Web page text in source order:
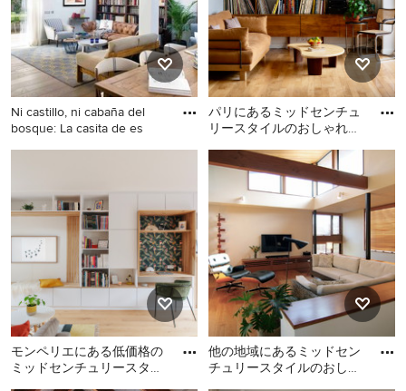
し、内蔵型テレビ、茶色い
床、壁紙) の写真
暖炉まわり、テレビなし、
ベージュの床、板張り壁) の
写真
Ni castillo, ni cabaña del
bosque: La casita de es
バルセロナにあるミッドセ
ゃれなリビングの写真
パリにあるミッドセンチュ
リースタイルのおしゃれな
パリにあるミッドセンチュ
リースタイルのおしゃれな
リビングの写真
モンペリエにある低価格の
ミッドセンチュリースタイ
他の地域にあるミッドセン
チュリースタイルのおしゃ